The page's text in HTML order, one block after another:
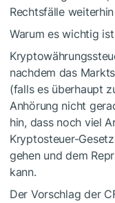
Rechtsfälle
Warum es wichtig ist
nachdem das
(falls es überhaupt
Anhörung nicht
hin, dass noch viel
Kryptosteuer-
gehen und dem
kann.
Der Vorschlag der